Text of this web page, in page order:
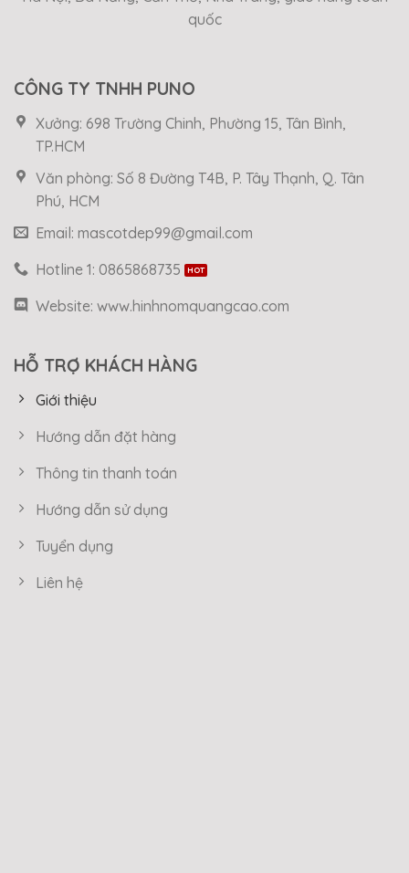
quốc
CÔNG TY TNHH PUNO
Xưởng: 698 Trường Chinh, Phường 15, Tân Bình,
TP.HCM
Văn phòng: Số 8 Đường T4B, P. Tây Thạnh, Q. Tân
Phú, HCM
Email: mascotdep99@gmail.com
Hotline 1: 0865868735
Website: www.hinhnomquangcao.com
HỖ TRỢ KHÁCH HÀNG
Giới thiệu
Hướng dẫn đặt hàng
Thông tin thanh toán
Hướng dẫn sử dụng
Tuyển dụng
Liên hệ